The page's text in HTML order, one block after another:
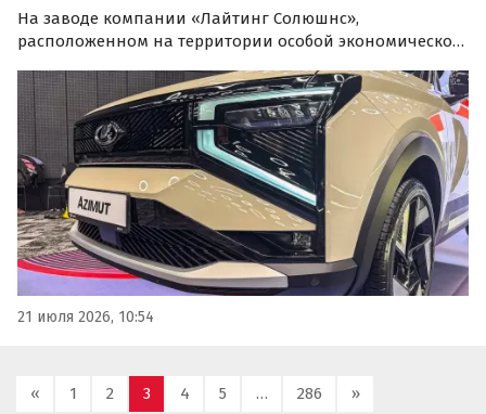
На заводе компании «Лайтинг Солюшнс»,
расположенном на территории особой экономической
для кроссовера LADA Azimut. Об этом во вторник, 21
июля, сообщил «АвтоВАЗ» в социальных сетях.
21 июля 2026, 10:54
« 1 2 3 4 5 … 286 »